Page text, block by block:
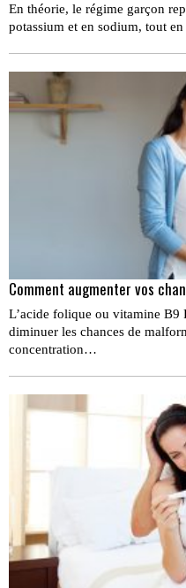
En théorie, le régime garçon
potassium et en sodium, tout
Comment augmenter vos
L’acide folique ou vitamine B9
diminuer les chances de
concentration…